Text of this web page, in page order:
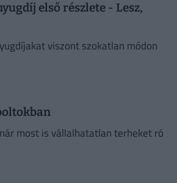
első részlete - Lesz,
viszont szokatlan módon
most is vállalhatatlan terheket ró